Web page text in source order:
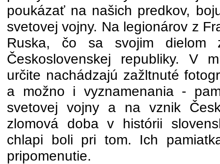
poukázať na našich predkov,
svetovej vojny. Na legionárov z
Ruska, čo sa svojim dielom
Československej republiky. V
určite nachádzajú zažltnuté
a možno i vyznamenania -
svetovej vojny a na vznik
zlomová doba v histórii
chlapi boli pri tom. Ich
pripomenutie.